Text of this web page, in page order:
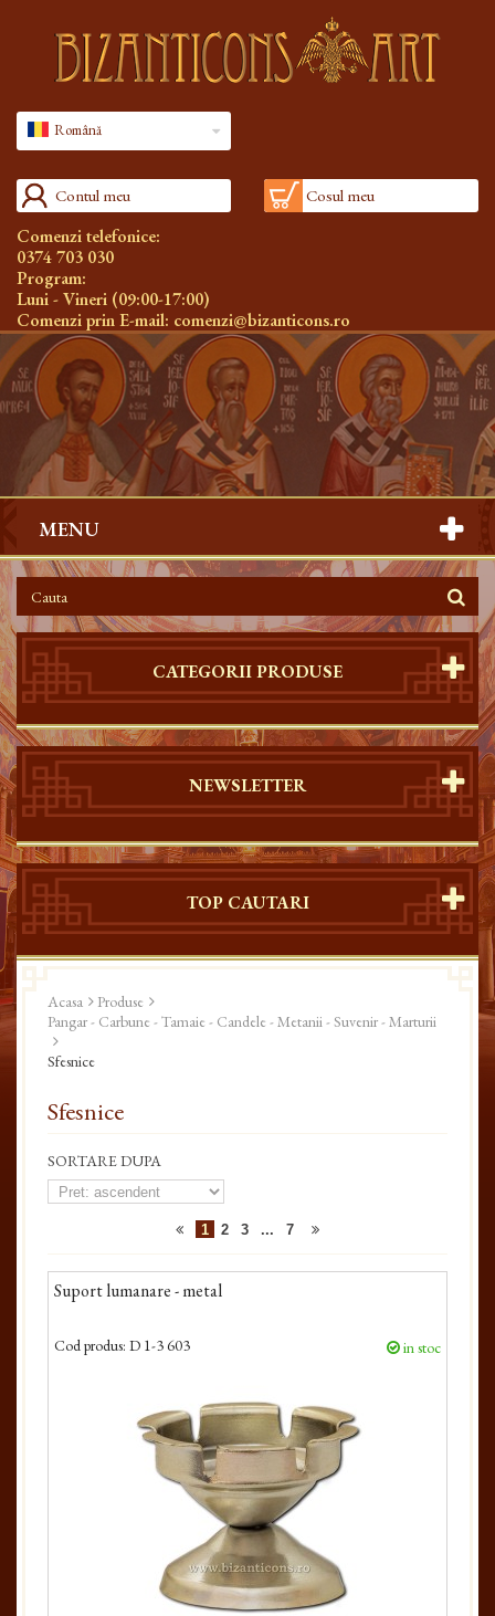
Română
Contul meu Cosul meu
Comenzi telefonice:
0374 703 030
Program:
Luni - Vineri (09:00-17:00)
Comenzi prin E-mail: comenzi@bizanticons.ro
MENU
CATEGORII PRODUSE
NEWSLETTER
TOP CAUTARI
Acasa
Produse
Pangar - Carbune - Tamaie - Candele - Metanii - Suvenir - Marturii
Sfesnice
Sfesnice
SORTARE DUPA
1 2 3 ... 7
Suport lumanare - metal
Cod produs: D 1-3 603 in stoc